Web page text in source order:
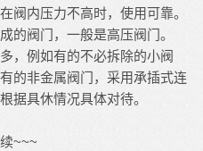
阀内压力不高时，使用可靠。
阀门，一般是高压阀门。
例如有的不必拆除的小阀
的非金属阀门，采用承插式连
据具休情况具体对待。
~~~